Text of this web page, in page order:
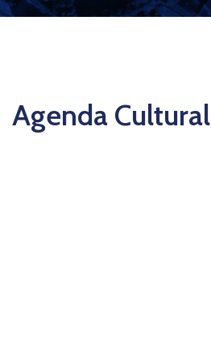
Agenda Cultural